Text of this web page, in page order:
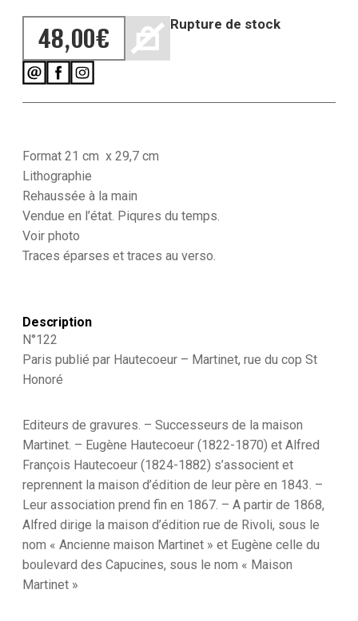
48,00€ Rupture de stock
Format 21 cm x 29,7 cm
Lithographie
Rehaussée à la main
Vendue en l’état. Piqures du temps.
Voir photo
Traces éparses et traces au verso.
Description
N°122
Paris publié par Hautecoeur – Martinet, rue du cop St
Honoré
Editeurs de gravures. – Successeurs de la maison
Martinet. – Eugène Hautecoeur (1822-1870) et Alfred
François Hautecoeur (1824-1882) s’associent et
reprennent la maison d’édition de leur père en 1843. –
Leur association prend fin en 1867. – A partir de 1868,
Alfred dirige la maison d’édition rue de Rivoli, sous le
nom « Ancienne maison Martinet » et Eugène celle du
boulevard des Capucines, sous le nom « Maison
Martinet »